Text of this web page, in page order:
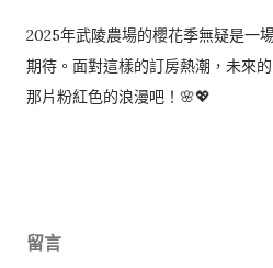
2025年武陵農場的櫻花季無疑是一
期待。面對這樣的訂房熱潮，未來
那片粉紅色的浪漫吧！🌸💖
留言